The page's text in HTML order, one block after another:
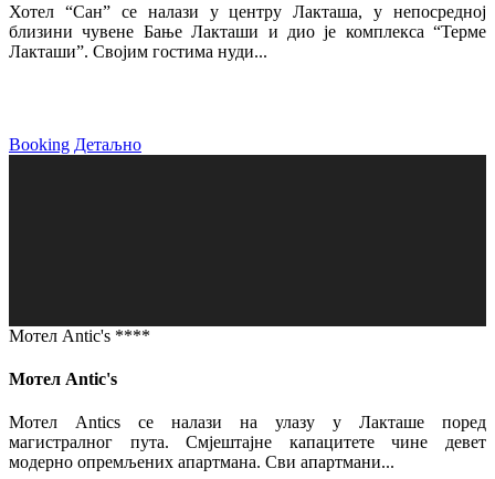
Хотел “Сан” се налази у центру Лакташа, у непосредној
близини чувене Бање Лакташи и дио је комплекса “Терме
Лакташи”. Својим гостима нуди...
Booking Детаљно
Мотел Antic's ****
Мотел Antic's
Мотел Antics се налази на улазу у Лакташе поред
магистралног пута. Смјештајне капацитете чине девет
модерно опремљених апартмана. Сви апартмани...